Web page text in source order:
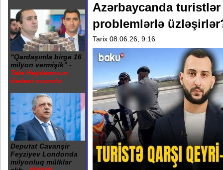
“Qardaşımla birgə 16
milyon vermişik” -
Tale Heydərovun
ifadəsi oxundu
Deputat Cavanşir
Feyziyev Londonda
milyonluq mülklər
Azərbaycanda turistlər
problemlərlə
Tarix 08.06.26, 9:16